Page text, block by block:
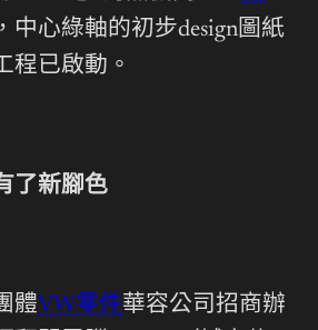
中心綠軸的初步design圖紙
程已啟動。
了新腳色
體VW零件華容公司招商辦